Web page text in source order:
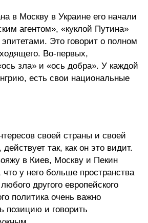
в Москву в Украине его начали
агентом», «куклой Путина»
Это говорит о полном
Во-первых,
зла» и «ось добра». У каждой
есть свои национальные
своей страны и своей
так, как он это видит.
в Киев, Москву и Пекин
у него больше пространства
другого европейского
политика очень важно
позицию и говорить